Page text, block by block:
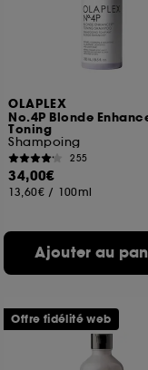
OLAPLEX
No.4P Blonde
Toning
Shampoing
255
34,00€
13,60€ / 100ml
Ajouter au
Offre fidélité web